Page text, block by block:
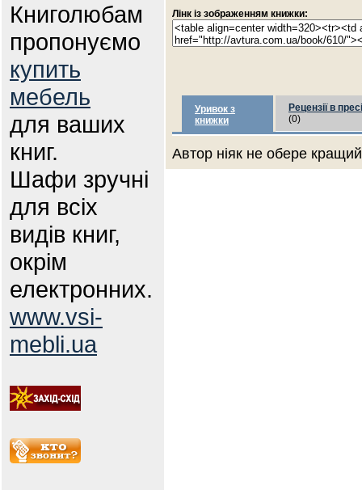
Книголюбам
пропонуємо
купить
мебель
для ваших
книг.
Шафи зручні
для всіх
видів книг,
окрім
електронних.
www.vsi-
mebli.ua
Лінк із зображенням книжки:
Уривок з
книжки
Рецензії в пресі
(0)
Автор ніяк не обере